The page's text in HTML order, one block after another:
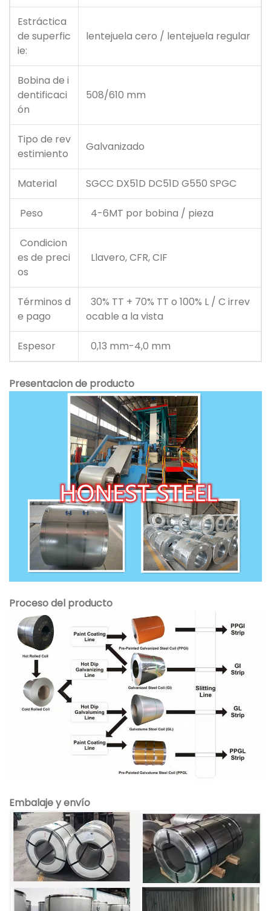
Estráctica
de superfic
ie:
lentejuela cero / lentejuela regular
Bobina de i
dentificaci
ón
508/610 mm
Tipo de rev
estimiento
Galvanizado
Material SGCC DX51D DC51D G550 SPGC
Peso 4-6MT por bobina / pieza
Condicion
es de preci
os
Llavero, CFR, CIF
Términos d
e pago
30% TT + 70% TT o 100% L / C irrev
ocable a la vista
Espesor 0,13 mm-4,0 mm
Presentacion de producto
Proceso del producto
Embalaje y envío